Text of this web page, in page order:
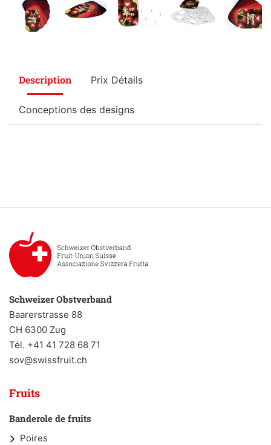
Description Prix Détails
Conceptions des designs
Schweizer Obstverband
Baarerstrasse 88
CH 6300 Zug
Tél. +41 41 728 68 71
sov@swissfruit.ch
Fruits
Banderole de fruits
Poires